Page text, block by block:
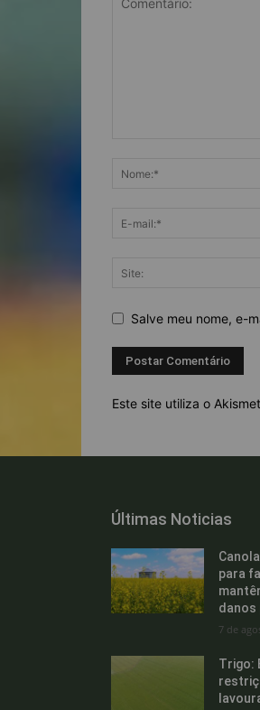
Salve meu nome, e-
Este site utiliza o
Últimas Noticias
para
danos
7 de
Trigo: